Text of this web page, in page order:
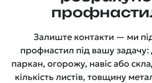
Залиште контакти — ми
профнастил під вашу
паркан, огорожу, навіс або
кількість листів, товщину